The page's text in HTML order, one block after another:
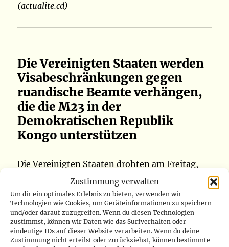
Zustimmung verwalten
Um dir ein optimales Erlebnis zu bieten, verwenden wir
Technologien wie Cookies, um Geräteinformationen zu speichern
und/oder darauf zuzugreifen. Wenn du diesen Technologien
zustimmst, können wir Daten wie das Surfverhalten oder
eindeutige IDs auf dieser Website verarbeiten. Wenn du deine
Zustimmung nicht erteilst oder zurückziehst, können bestimmte
(actualite.cd)
Die Vereinigten Staaten werden
Visabeschränkungen gegen
ruandische Beamte verhängen,
die die M23 in der
Demokratischen Republik
Kongo unterstützen
Die Vereinigten Staaten drohten am Freitag,
den 6. März, mit neuen Sanktionen gegen
ruandische Regierungsvertreter, nur wenige
Tage nachdem sie bereits die ruandische Armee
und mehrere ruandische Staatsangehörige
wegen ihrer mutmaßlichen Rolle bei der